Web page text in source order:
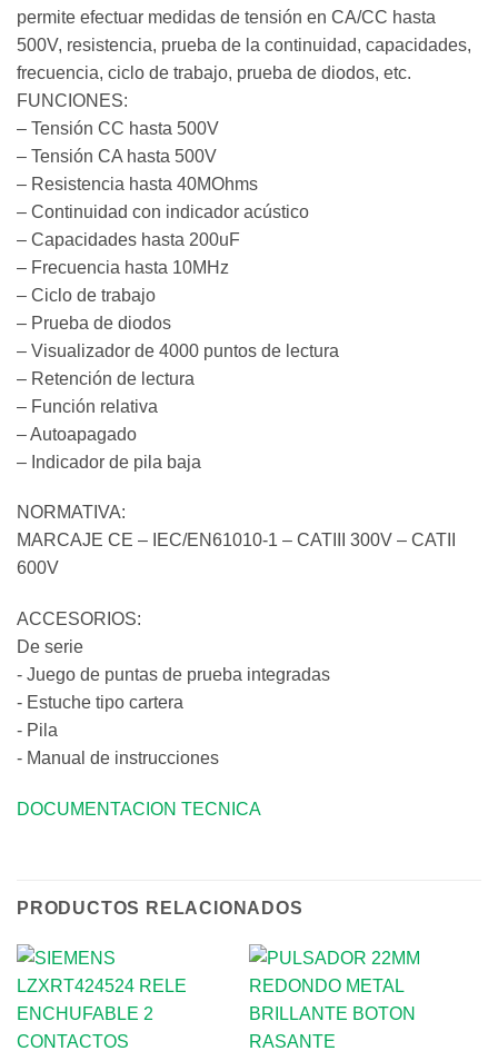
permite efectuar medidas de tensión en CA/CC hasta
500V, resistencia, prueba de la continuidad, capacidades,
frecuencia, ciclo de trabajo, prueba de diodos, etc.
FUNCIONES:
– Tensión CC hasta 500V
– Tensión CA hasta 500V
– Resistencia hasta 40MOhms
– Continuidad con indicador acústico
– Capacidades hasta 200uF
– Frecuencia hasta 10MHz
– Ciclo de trabajo
– Prueba de diodos
– Visualizador de 4000 puntos de lectura
– Retención de lectura
– Función relativa
– Autoapagado
– Indicador de pila baja
NORMATIVA:
MARCAJE CE – IEC/EN61010-1 – CATIII 300V – CATII
600V
ACCESORIOS:
De serie
‐ Juego de puntas de prueba integradas
‐ Estuche tipo cartera
‐ Pila
‐ Manual de instrucciones
DOCUMENTACION TECNICA
PRODUCTOS RELACIONADOS